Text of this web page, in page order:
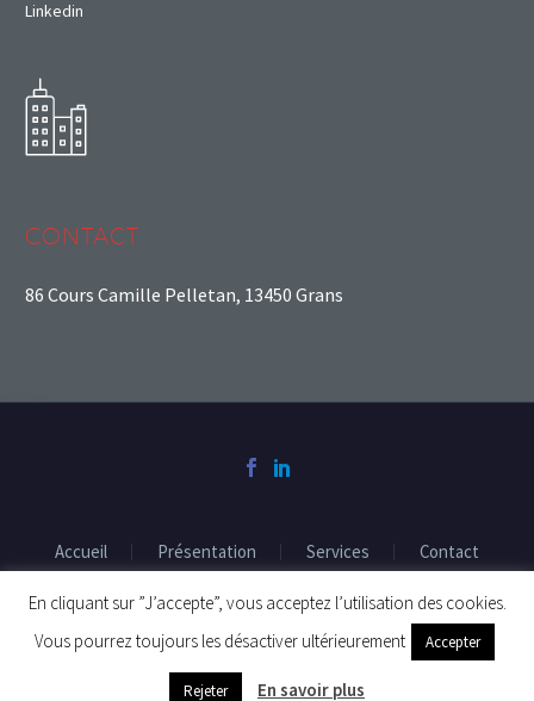
Linkedin
CONTACT
86 Cours Camille Pelletan, 13450 Grans
Accueil Présentation Services
Contact
2023 © Copyrights CLA Expertise
En cliquant sur ”J’accepte”, vous acceptez l’utilisation des cookies.
Vous pourrez toujours les désactiver ultérieurement
Accepter
Rejeter En savoir plus